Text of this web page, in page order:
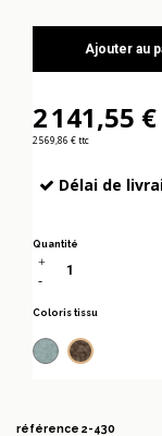
Ajouter au
2 141,55
2 569,86 € ttc
Délai de
Coloris tissu
Feld Bleu clair
Feld
Quantité
référence 2-430